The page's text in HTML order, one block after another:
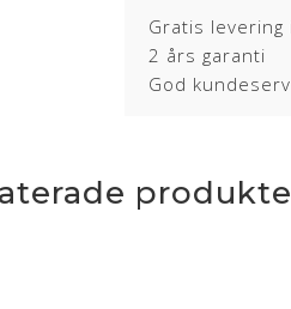
Gratis levering
2 års garanti
God